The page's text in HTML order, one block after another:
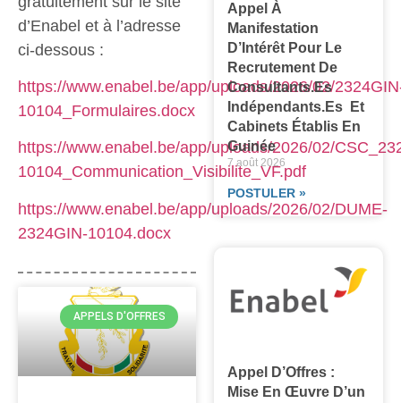
d’Enabel et à l’adresse
ci-dessous :
https://www.enabel.be/app/uploads/2026/02/
10104_Formulaires.docx
https://www.enabel.be/app/uploads/2026/02/
10104_Communication_Visibilite_VF.pdf
https://www.enabel.be/app/uploads/2026/02/DUME-
2324GIN-10104.docx
APPELS D'OFFRES
Appel À
Manifestation
D’Intérêt Pour Le
Recrutement De
Consultants.es
Indépendants.es Et
Cabinets Établis En
Guinée
7 août 2026
POSTULER »
Appel D’Offres :
Mise En Œuvre D’un